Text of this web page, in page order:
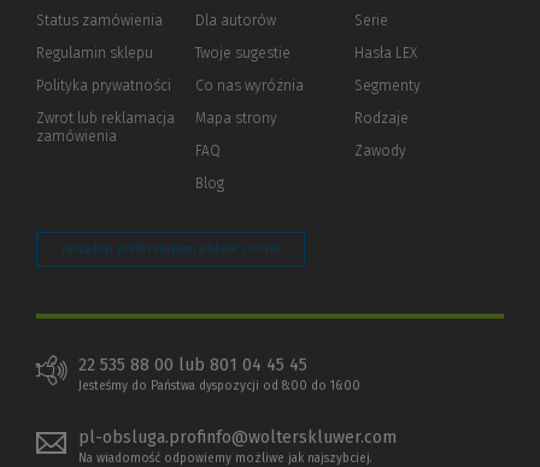
Status zamówienia
Regulamin sklepu
Polityka prywatności (Nowe
(Link
innej
Zwrot lub reklamacja
zamówienia
Dla autorów(Nowe
(Link
innej
strony)
Twoje sugestie
Co nas wyróżnia
Mapa strony
FAQ
Blog
Serie
Hasła LEX
Segmenty
Rodzaje
Zawody
Zarządzaj preferencjami plików cookie
22 535 88 00 lub 801 04 45 45
Jesteśmy do Państwa dyspozycji od 8:00 do 16:00
pl-obsluga.profinfo@wolterskluwer.com
Na wiadomość odpowiemy możliwe jak najszybciej.